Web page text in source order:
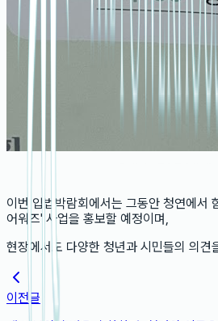
이번 입법박람회에서는 그동안 청연에서
어워즈' 사업을 홍보할 예정이며,
현장에서도 다양한 청년과 시민들의 의견
이전글